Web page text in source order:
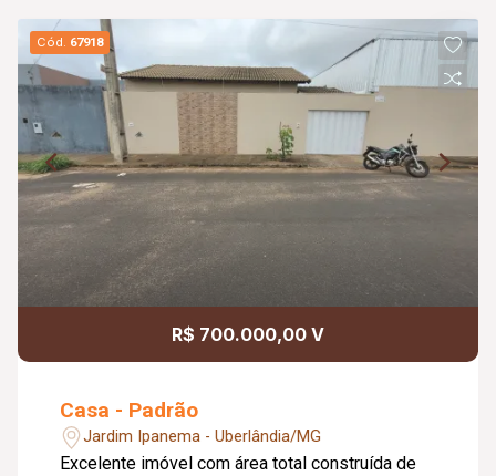
Cód. 67918
R$ 700.000,00 V
Casa - Padrão
Jardim Ipanema - Uberlândia/MG
Excelente imóvel com área total construída de